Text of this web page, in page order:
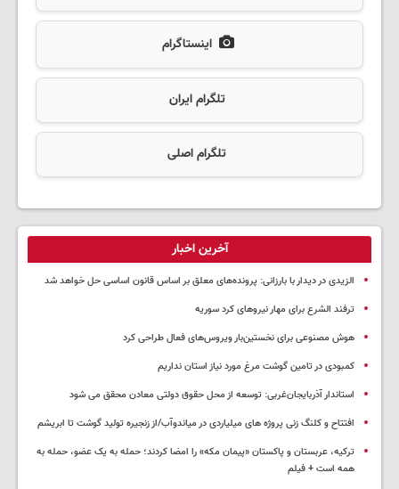
اینستاگرام
تلگرام ایران
تلگرام اصلی
آخرین اخبار
الزیدی در دیدار با بارزانی: پرونده‌های معلق بر اساس قانون اساسی حل خواهد شد
ترفند الشرع برای مهار نیروهای کرد سوریه
هوش مصنوعی برای نخستین‌بار ویروس‌های فعال طراحی کرد
کمبودی در تامین گوشت مرغ مورد نیاز استان نداریم
استاندار آذربایجان‌غربی: توسعه از محل حقوق دولتی معادن محقق می شود
افتتاح و کلنگ زنی پروژه های میلیاردی در میاندوآب/از زنجیره تولید گوشت تا ابریشم
ترکیه، عربستان و پاکستان «پیمان مکه» را امضا کردند؛ حمله به یک عضو، حمله به
همه است + فیلم